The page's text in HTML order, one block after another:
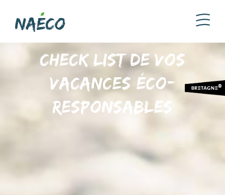
Check list de vos
vacances éco-
responsables